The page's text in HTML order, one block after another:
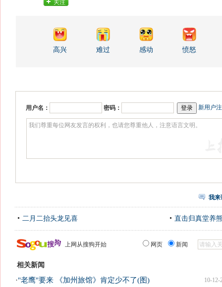
关注
高兴 难过 感动 愤怒
用户名： 密码： 新用户
我来
二月二抬头龙见喜 直击归真堂养
上网从搜狗开始 网页 新闻
相关新闻
10-12-
·"老鹰"要来 《加州旅馆》肯定少不了(图)